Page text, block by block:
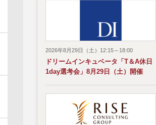
2026年8月29日（土）12:15～18:00
ドリームインキュベータ「T＆A休日
1day選考会」8月29日（土）開催